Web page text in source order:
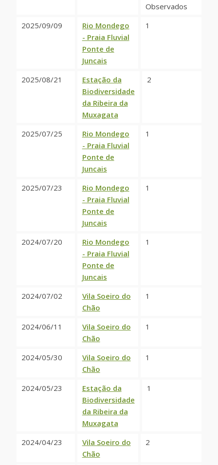
Observados
2025/09/09
Rio Mondego
- Praia Fluvial
Ponte de
Juncais
1
2025/08/21
Estação da
Biodiversidade
da Ribeira da
Muxagata
2
2025/07/25
Rio Mondego
- Praia Fluvial
Ponte de
Juncais
1
2025/07/23
Rio Mondego
- Praia Fluvial
Ponte de
Juncais
1
2024/07/20
Rio Mondego
- Praia Fluvial
Ponte de
Juncais
1
2024/07/02
Vila Soeiro do
Chão
1
2024/06/11
Vila Soeiro do
Chão
1
2024/05/30
Vila Soeiro do
Chão
1
2024/05/23
Estação da
Biodiversidade
da Ribeira da
Muxagata
1
2024/04/23
Vila Soeiro do
Chão
2